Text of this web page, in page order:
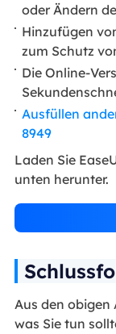
oder Ändern
Hinzufügen
zum Schutz
Die Online-
Ausfüllen
8949
Laden Sie
unten herunter.
Aus den obigen
was Sie tun